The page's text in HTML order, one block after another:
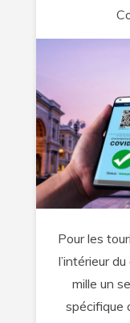
Pour les
l’intérieur
mille un
spécifique